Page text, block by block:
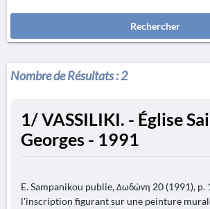
Rechercher
Nombre de Résultats :2
1/ VASSILIKI. - Église
Georges - 1991
E. Sampanikou publie, Δωδώνη 20 (1991), p.
l'inscription figurant sur une peinture